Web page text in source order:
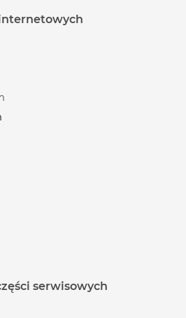
serwisowych